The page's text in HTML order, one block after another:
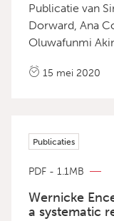
Publicatie van
Dorward, Ana
Oluwafunmi
Elliot, Joanna
Hobbs.
15 mei 2020
Publicaties
PDF - 1.1MB
Wernicke
a systematic